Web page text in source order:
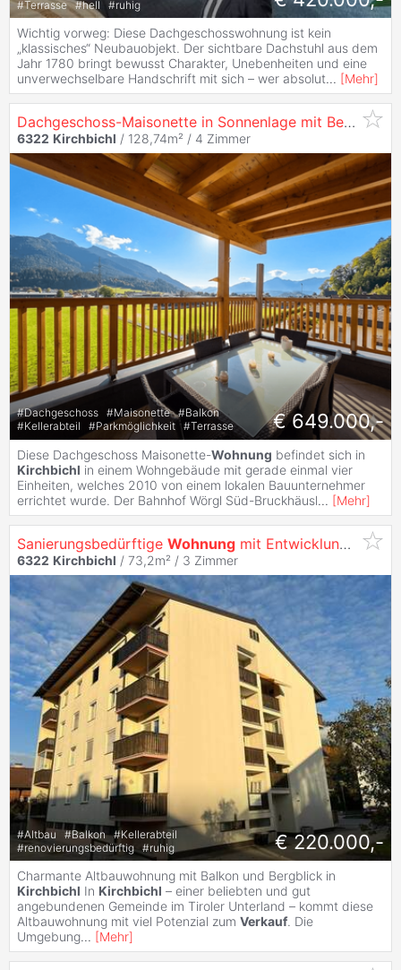
#Terrasse #hell #ruhig
Wichtig vorweg: Diese Dachgeschosswohnung ist kein
„klassisches“ Neubauobjekt. Der sichtbare Dachstuhl aus dem
Jahr 1780 bringt bewusst Charakter, Unebenheiten und eine
unverwechselbare Handschrift mit sich – wer absolut... [Mehr]
Dachgeschoss-Maisonette in Sonnenlage mit Bergblick
6322 Kirchbichl / 128,74m² / 4 Zimmer
#Dachgeschoss #Maisonette #Balkon
#Kellerabteil #Parkmöglichkeit #Terrasse € 649.000,-
Diese Dachgeschoss Maisonette-Wohnung befindet sich in
Kirchbichl in einem Wohngebäude mit gerade einmal vier
Einheiten, welches 2010 von einem lokalen Bauunternehmer
errichtet wurde. Der Bahnhof Wörgl Süd-Bruckhäusl... [Mehr]
Sanierungsbedürftige Wohnung mit Entwicklungspotenzial in
6322 Kirchbichl / 73,2m² / 3 Zimmer
#Altbau #Balkon #Kellerabteil
#renovierungsbedürftig #ruhig € 220.000,-
Charmante Altbauwohnung mit Balkon und Bergblick in
Kirchbichl In Kirchbichl – einer beliebten und gut
angebundenen Gemeinde im Tiroler Unterland – kommt diese
Altbauwohnung mit viel Potenzial zum Verkauf. Die
Umgebung... [Mehr]